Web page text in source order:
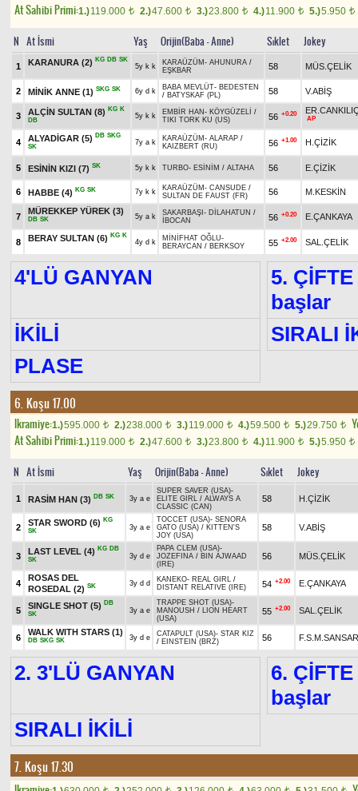
At Sahibi Primi:1.)119.000 t 2.)47.600 t 3.)23.800 t 4.)11.900 t 5.)5.950 t
N At İsmi Yaş Orijin(Baba - Anne) Sıklet Jokey
1 KARANURA (2) KG DB SK
5y k k KARAÜZÜM - AHUNURA /
EŞKBAR
58 MÜS.ÇELİK
2 MİNİK ANNE (1) SKG SK 6y d k BABA MEVLÜT- BEDESTEN
/ BATYSKAF (PL) 58 V.ABİŞ
3 ALÇİN SULTAN (8) KG K
DB
5y k k EMBİR HAN - KÖYGÜZELİ /
TIKI TORK KU (US)
56 +0.20
AP
4 ALYADİGAR (5) DB SKG
SK
7y a k KARAÜZÜM - ALARAP /
KAIZBERT (RU)
56 +1.00 H.ÇİZİK
5 ESİNİN KIZI (7) SK 5y k k TURBO- ESİNİM / ALTAHA 56 E.ÇİZİK
6 HABBE (4) KG SK 7y k k KARAÜZÜM - CANSUDE /
SULTAN DE FAUST (FR)
56 M.KESKİN
7
MÜREKKEP YÜREK (3)
DB SK 5y a k SAKARBAŞI - DİLAHATUN /
İBOCAN
56 +0.20 E.ÇANKAYA
8 BERAY SULTAN (6) KG K
4y d k MİNİFHAT OĞLU-
BERAYCAN / BERKSOY 55 +2.00 SAL.ÇELİK
4'LÜ GANYAN
5.
başlar
İKİLİ
SIRALI
PLASE
6. Koşu 17.00
Ikramiye:1.)595.000 t 2.)238.000 t 3.)119.000 t 4.)59.500 t 5.)29.750 t
At Sahibi Primi:1.)119.000 t 2.)47.600 t 3.)23.800 t 4.)11.900 t 5.)5.950 t
N At İsmi Yaş Orijin(Baba - Anne) Sıklet Jokey
1 RASİM HAN (3) DB SK 3y a e
SUPER SAVER (USA)-
ELITE GIRL / ALWAYS A
CLASSIC (CAN)
58 H.ÇİZİK
2
STAR SWORD (6) KG
SK
3y a e
TOCCET (USA)- SENORA
GATO (USA) / KITTEN'S
JOY (USA)
58 V.ABİŞ
3
LAST LEVEL (4) KG DB
SK
3y d e
PAPA CLEM (USA)-
JOZEFINA / BIN AJWAAD
(IRE)
56 MÜS.ÇELİK
4
ROSAS DEL
ROSEDAL (2) SK 3y d d KANEKO- REAL GIRL /
DISTANT RELATIVE (IRE)
54 +2.00 E.ÇANKAYA
5
SINGLE SHOT (5) DB
SK
3y a e
TRAPPE SHOT (USA)-
MANOUSH / LION HEART
(USA)
55 +2.00 SAL.ÇELİK
6
WALK WITH STARS (1)
DB SKG SK 3y d e CATAPULT (USA)- STAR KIZ
/ EINSTEIN (BRZ) 56 F.S.M.SANSAR
2. 3'LÜ GANYAN
6.
başlar
SIRALI İKİLİ
7. Koşu 17.30